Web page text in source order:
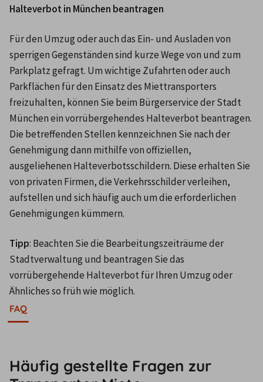
Halteverbot in München beantragen
Für den Umzug oder auch das Ein- und Ausladen von
sperrigen Gegenständen sind kurze Wege von und zum
Parkplatz gefragt. Um wichtige Zufahrten oder auch
Parkflächen für den Einsatz des Miettransporters
freizuhalten, können Sie beim Bürgerservice der Stadt
München ein vorrübergehendes Halteverbot beantragen.
Die betreffenden Stellen kennzeichnen Sie nach der
Genehmigung dann mithilfe von offiziellen,
ausgeliehenen Halteverbotsschildern. Diese erhalten Sie
von privaten Firmen, die Verkehrsschilder verleihen,
aufstellen und sich häufig auch um die erforderlichen
Genehmigungen kümmern.
Tipp: Beachten Sie die Bearbeitungszeiträume der
Stadtverwaltung und beantragen Sie das
vorrübergehende Halteverbot für Ihren Umzug oder
FAQ
Häufig gestellte Fragen zur